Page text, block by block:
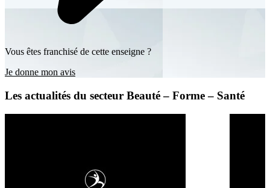
Vous êtes franchisé de cette enseigne ?
Je donne mon avis
Les actualités du secteur Beauté – Forme – Santé